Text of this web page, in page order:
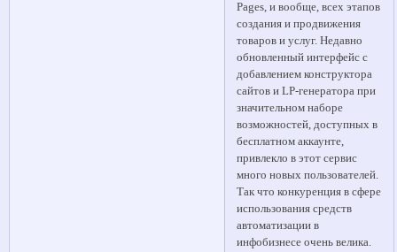
Pages, и вообще, всех этапов
создания и продвижения
товаров и услуг. Недавно
обновленный интерфейс с
добавлением конструктора
сайтов и LP-генератора при
значительном наборе
возможностей, доступных в
бесплатном аккаунте,
привлекло в этот сервис
много новых пользователей.
Так что конкуренция в сфере
использования средств
автоматизации в
инфобизнесе очень велика.